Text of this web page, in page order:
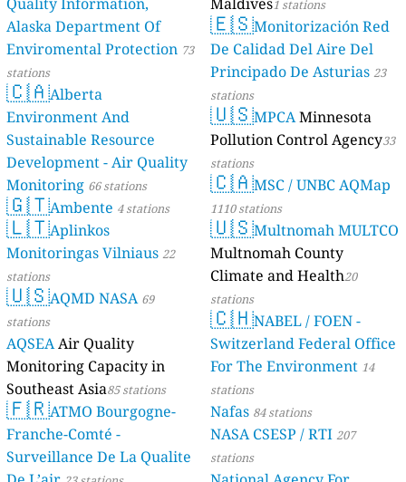
Alaska Department Of
Enviromental Protection 73
stations
🇨🇦Alberta
Environment And
Sustainable Resource
Development - Air Quality
Monitoring 66 stations
🇬🇹Ambente 4 stations
🇱🇹Aplinkos
Monitoringas Vilniaus 22
stations
🇺🇸AQMD NASA 69
stations
AQSEAAir Quality
Monitoring Capacity in
Southeast Asia85 stations
🇫🇷ATMO Bourgogne-
Franche-Comté -
Surveillance De La Qualite
1 stations
🇪🇸Monitorización Red
De Calidad Del Aire Del
Principado De Asturias 23
stations
🇺🇸MPCAMinnesota
Pollution Control Agency33
stations
🇨🇦MSC / UNBC AQMap
1110 stations
🇺🇸Multnomah MULTCO
Multnomah County
Climate and Health20
stations
🇨🇭NABEL / FOEN -
Switzerland Federal Office
For The Environment 14
stations
Nafas 84 stations
NASA CSESP / RTI 207
stations